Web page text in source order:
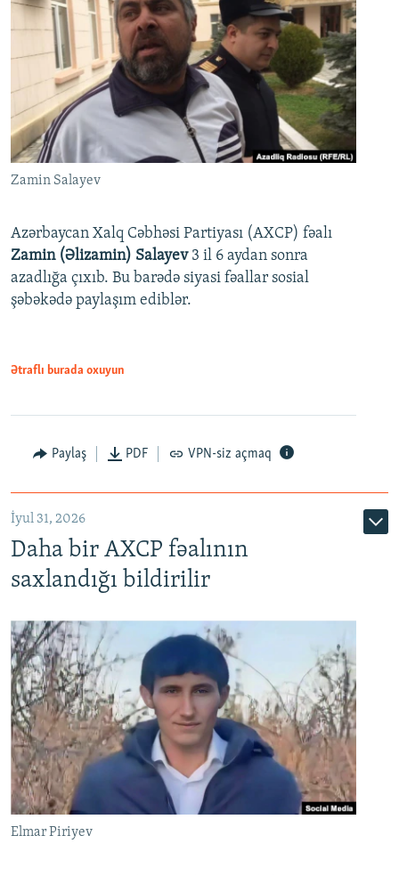
Zamin Salayev
Azərbaycan Xalq Cəbhəsi Partiyası (AXCP) fəalı
Zamin (Əlizamin) Salayev 3 il 6 aydan sonra
azadlığa çıxıb. Bu barədə siyasi fəallar sosial
şəbəkədə paylaşım ediblər.
Ətraflı burada oxuyun
Paylaş PDF VPN-siz açmaq
İyul 31, 2026
Daha bir AXCP fəalının
saxlandığı bildirilir
Elmar Piriyev